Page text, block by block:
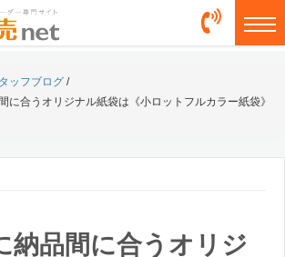
ッフブログ /
に合うオリジナル紙袋は《小ロットフルカラー紙袋》
納品間に合うオリジ